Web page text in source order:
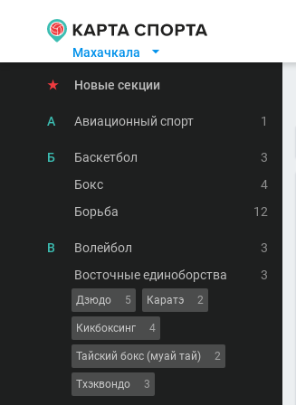
Махачкала 
★ Новые секции
А Авиационный спорт 1
Б Баскетбол
3
Бокс
4
Борьба
12
В Волейбол
3
Восточные единоборства
3
Дзюдо 5 Каратэ 2
Кикбоксинг 4
Тайский бокс (муай тай) 2
Тхэквондо 3